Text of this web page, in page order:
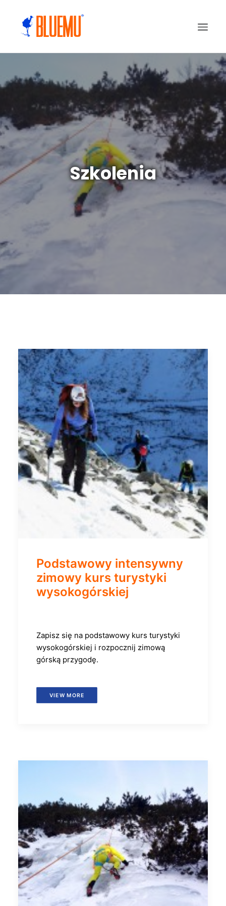
Szkolenia
Podstawowy intensywny
zimowy kurs turystyki
wysokogórskiej
Zapisz się na podstawowy kurs turystyki
wysokogórskiej i rozpocznij zimową
górską przygodę.
VIEW MORE